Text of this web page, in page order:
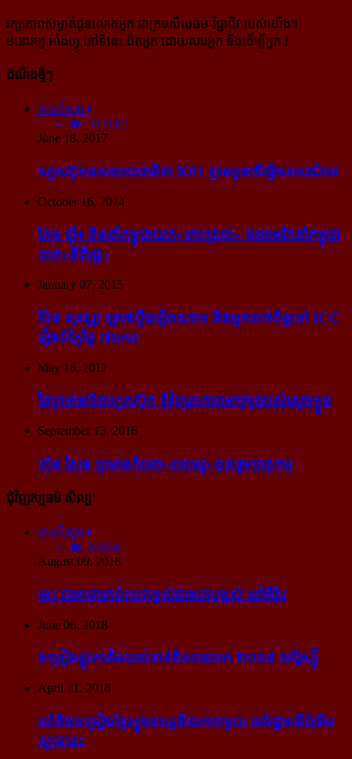
រក្សាភាពសម្ងាត់ជូនលោកអ្នក ជាក្រមសីលធម៌-​វិជ្ជាជីវៈ​របស់យើង។
មនោរម្យ.អាំងហ្វូ នៅទីនេះ ជិតអ្នក ដោយសារអ្នក និងដើម្បីអ្នក !
ដំណឹងថ្មីៗ
អានពិស្ដារ
301112
June 18, 2017
ហ្វេសប៊ុក​នគរបាល​ជាតិ​ថា K01 គ្មាន​តួនាទី​ធ្វើ​ចរាចរណ៍​ទេ
October 16, 2014
កែម ឡី៖ ចិន​នាំ​កម្ពុជា​យក​«កោះ​ត្រល់» ឯ​អាមេរិក​នាំ​កម្ពុជា​
យក​«នីតិរដ្ឋ»
January 07, 2015
ប៉ែន សុវណ្ណ គ្រោង​ប្តឹង​វៀតណាម និង​អ្នក​ពាក់​ព័ន្ធ​ទៅ ICC
រឿង​បំភ្លៃ​ថ្ងៃ ៧​មករា
May 16, 2017
ថៃ​ព្រមាន​បិត​ហ្វេសប៊ុក ជុំ​វិញ​រូបភាព​អាស្រូវ​របស់​ស្ដេច​ខ្លួន
September 13, 2016
ហ៊ុន សែន ព្រមាន​កំទេច​«ពលរដ្ឋ»​ចូលរួម​បាតុកម្ម
ជុំវិញវប្បធម៌ សិល្បៈ
អានពិស្ដារ
20859
August 09, 2018
នេះ ជា​អាគារ​កប់​ពពក​ខ្ពស់​ជាង​គេ​បង្អស់ នៅ​អ៊ឺរ៉ុប
June 06, 2018
ចម្រៀង​ផ្លូវការ​នៃ​បាល់ទាត់​ពិភពលោក ២០១៨ នៅ​រ៉ូស្ស៊ី
April 21, 2018
របាំ​និង​ចម្រៀង​ខ្មែរ​ក្នុង​ទស្សនីយភាព​មួយ នៅ​រដ្ឋធានី​ប៉ារីស​
ល្ងាច​នេះ